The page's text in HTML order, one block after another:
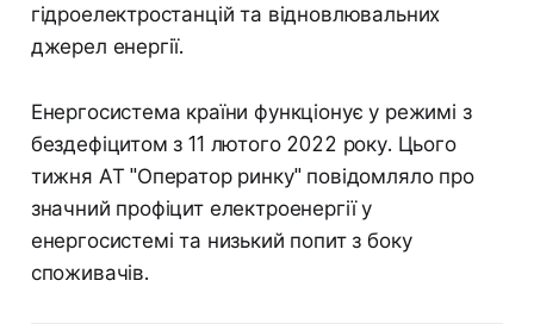
гідроелектростанцій та відновлювальних
джерел енергії.
Енергосистема країни функціонує у режимі з
бездефіцитом з 11 лютого 2022 року. Цього
тижня АТ "Оператор ринку" повідомляло про
значний профіцит електроенергії у
енергосистемі та низький попит з боку
споживачів.